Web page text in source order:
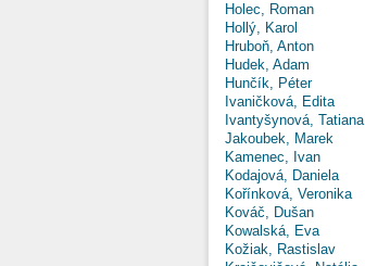
Holec, Roman
Hollý, Karol
Hruboň, Anton
Hudek, Adam
Hunčík, Péter
Ivaničková, Edita
Ivantyšynová, Tatiana
Jakoubek, Marek
Kamenec, Ivan
Kodajová, Daniela
Kořínková, Veronika
Kováč, Dušan
Kowalská, Eva
Kožiak, Rastislav